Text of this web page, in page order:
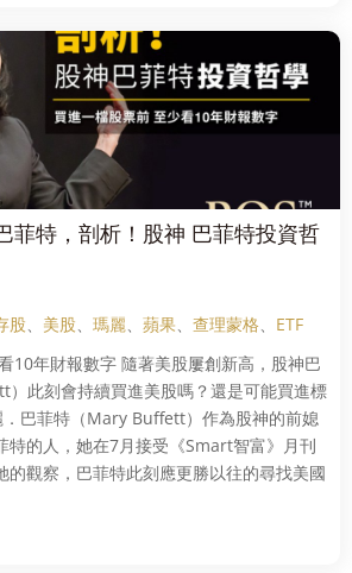
菲特，剖析！股神 巴菲特投資哲
股、 美股、 瑪麗、 蘋果、 查理蒙格、 ETF
10年財報數字 隨著美股屢創新高，股神巴
此刻會持續買進美股嗎？還是可能買進標
．巴菲特（Mary Buffett）作為股神的前媳
特的人，她在7月接受《Smart智富》月刊
的觀察，巴菲特此刻應更勝以往的尋找美國